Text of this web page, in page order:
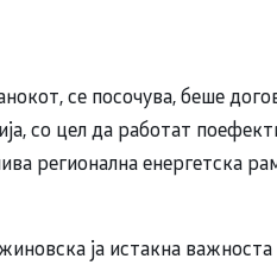
се посочува, беше
со цел да работат
регионална енергетска
ја истакна